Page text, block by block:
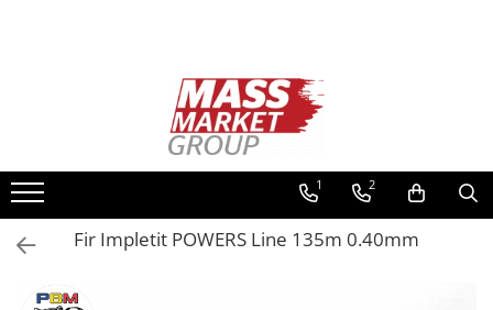
Lansete la crap
Mulinete la crap
Fire Crap
Protectie, pastrare
1 2
Fir Impletit POWERS Line 135m 0.40mm